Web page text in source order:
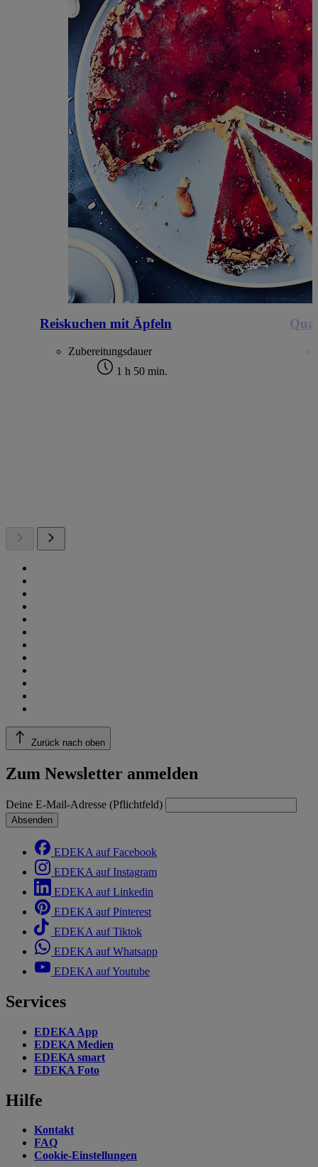
Reiskuchen mit Äpfeln
Zubereitungsdauer
1 h 50 min.
Zurück nach oben
Zum Newsletter anmelden
Deine E-Mail-Adresse (Pflichtfeld)
Absenden
EDEKA auf Facebook
EDEKA auf Instagram
EDEKA auf Linkedin
EDEKA auf Pinterest
EDEKA auf Tiktok
EDEKA auf Whatsapp
EDEKA auf Youtube
Services
EDEKA App
EDEKA Medien
EDEKA smart
EDEKA Foto
Hilfe
Kontakt
FAQ
Cookie-Einstellungen